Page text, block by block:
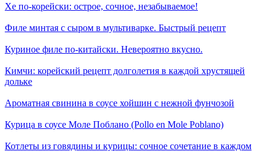
Хе по-корейски: острое, сочное, незабываемое!
Филе минтая с сыром в мультиварке. Быстрый рецепт
Куриное филе по-китайски. Невероятно вкусно.
Кимчи: корейский рецепт долголетия в каждой хрустящей
дольке
Ароматная свинина в соусе хойшин с нежной фунчозой
Курица в соусе Моле Поблано (Pollo en Mole Poblano)
Котлеты из говядины и курицы: сочное сочетание в каждом